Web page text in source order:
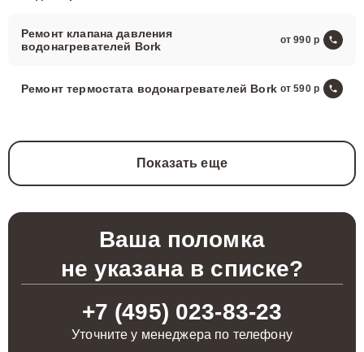
Ремонт клапана давления
водонагревателей Bork
от 990
Ремонт термостата водонагревателей Bork от 590
Показать еще
Ваша поломка
не указана в списке?
+7 (495) 023-83-23
Уточните у менеджера по телефону